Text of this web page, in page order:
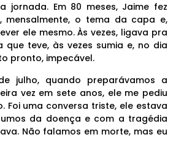
jornada. Em 80 meses, Jaime fez
mensalmente, o tema da capa e,
ele mesmo. Às vezes, ligava pra
teve, às vezes sumia e, no dia
pronto, impecável.
julho, quando preparávamos a
vez em sete anos, ele me pediu
Foi uma conversa triste, ele estava
da doença e com a tragédia
Não falamos em morte, mas eu